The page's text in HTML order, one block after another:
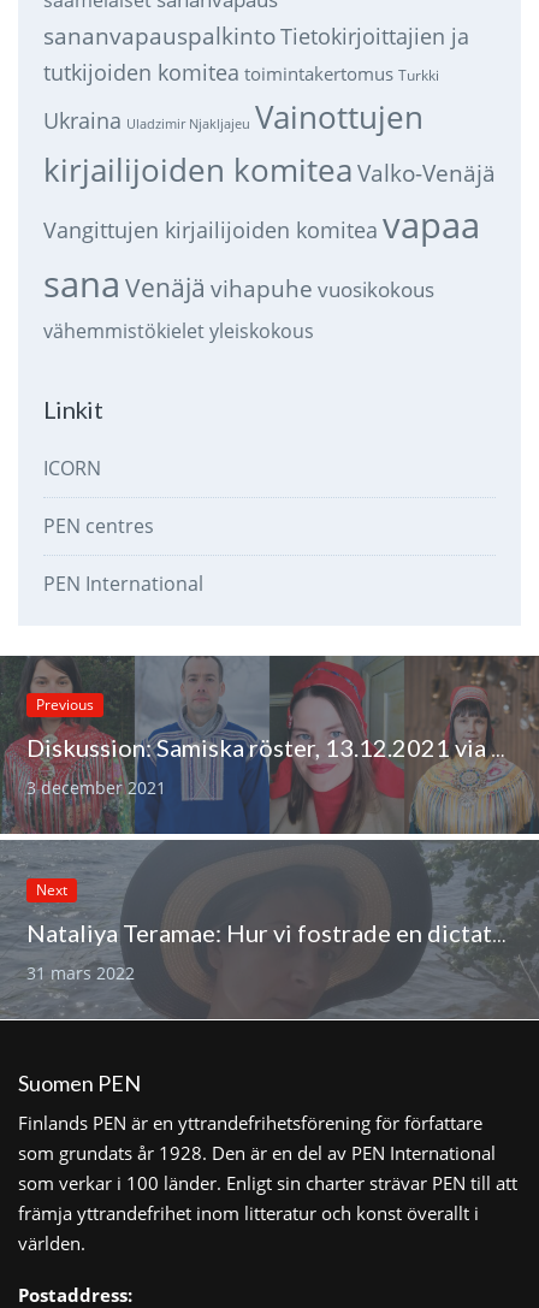
sananvapauspalkintoTietokirjoittajien ja
tutkijoiden komitea toimintakertomus Turkki
Ukraina Uladzimir Njakljajeu Vainottujen
kirjailijoiden komitea Valko-Venäjä
Vangittujen kirjailijoiden komitea vapaa
sana Venäjä vihapuhe vuosikokous
vähemmistökieletyleiskokous
Linkit
ICORN
PEN centres
PEN International
Previous
Diskussion: Samiska röster, 13.12.2021 via Zoom
3 december 2021
Next
Nataliya Teramae: Hur vi fostrade en dictator
31 mars 2022
Suomen PEN
Finlands PEN är en yttrandefrihetsförening för författare
som grundats år 1928. Den är en del av PEN International
som verkar i 100 länder. Enligt sin charter strävar PEN till att
främja yttrandefrihet inom litteratur och konst överallt i
världen.
Postaddress: